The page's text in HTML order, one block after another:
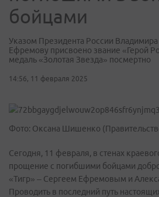
бойцами
Указом Президента России
Ефремову присвоено звание «Герой
медаль «Золотая Звезда» посмертно
14:56, 11 февраля 2025
Фото: Оксана Шишенко
Сегодня, 11 февраля, в стенах
прощение с погибшими бойцами
«Тигр» – Сергеем Ефремовым и
Проводить в последний путь